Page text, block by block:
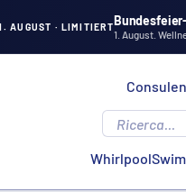
AUGUST · LIMITIERT
1. August.
Whirlpool